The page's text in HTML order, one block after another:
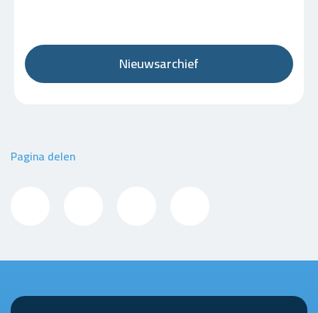
Nieuwsarchief
Pagina delen